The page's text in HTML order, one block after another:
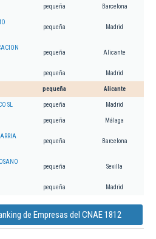
pequeña Barcelona
pequeña Madrid
pequeña Alicante
pequeña Madrid
pequeña Alicante
SL pequeña Madrid
pequeña Málaga
pequeña Barcelona
pequeña Sevilla
pequeña Madrid
de Empresas del CNAE 1812